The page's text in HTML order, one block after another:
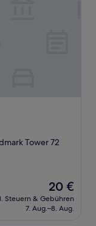
Tower 72
Der
Preis
beträgt
20 €
Steuern & Gebühren
7. Aug.–8. Aug.